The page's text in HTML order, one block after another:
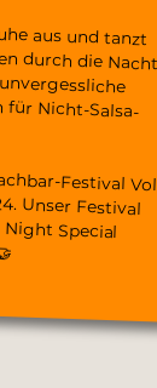
aus und tanzt
durch die Nacht!
unvergessliche
für Nicht-Salsa-
Festival Vol.
Unser Festival
Night Special